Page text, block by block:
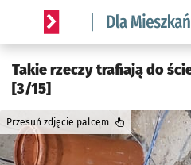
Serwis informacyjny
Takie rzeczy trafiają do
[3/15]
Przesuń zdjęcie palcem